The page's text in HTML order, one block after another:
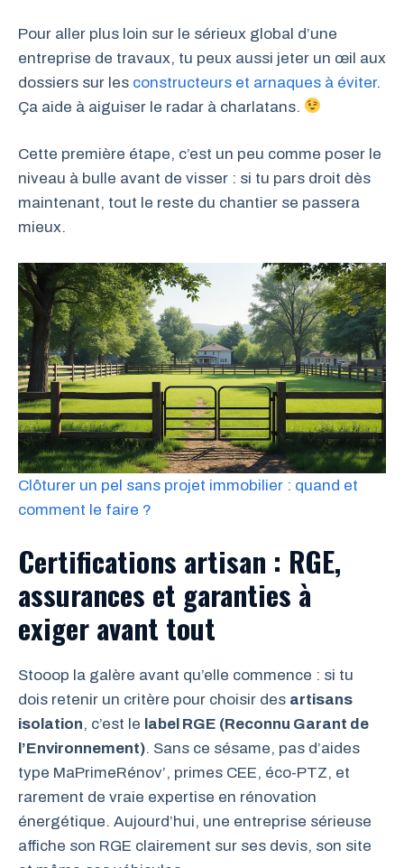
Pour aller plus loin sur le sérieux global d’une
entreprise de travaux, tu peux aussi jeter un œil aux
dossiers sur les constructeurs et arnaques à éviter.
Ça aide à aiguiser le radar à charlatans.
Cette première étape, c’est un peu comme poser le
niveau à bulle avant de visser : si tu pars droit dès
maintenant, tout le reste du chantier se passera
mieux.
Clôturer un pel sans projet immobilier : quand et
comment le faire ?
Certifications artisan : RGE,
assurances et garanties à
exiger avant tout
Stooop la galère avant qu’elle commence : si tu
dois retenir un critère pour choisir des artisans
isolation, c’est le label RGE (Reconnu Garant de
l’Environnement). Sans ce sésame, pas d’aides
type MaPrimeRénov’, primes CEE, éco-PTZ, et
rarement de vraie expertise en rénovation
énergétique. Aujourd’hui, une entreprise sérieuse
affiche son RGE clairement sur ses devis, son site